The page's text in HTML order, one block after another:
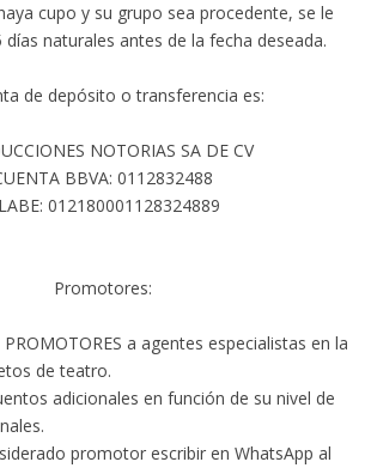
cupo y su grupo sea procedente, se le
días naturales antes de la fecha deseada.
de depósito o transferencia es:
NOTORIAS SA DE CV
BBVA: 0112832488
012180001128324889
Promotores:
a agentes especialistas en la
de teatro.
adicionales en función de su nivel de
promotor escribir en WhatsApp al